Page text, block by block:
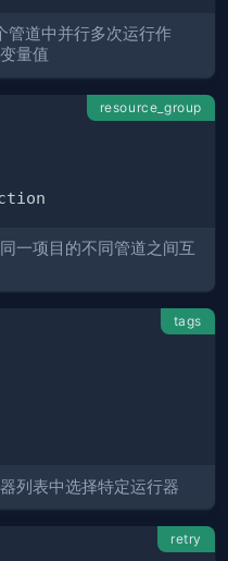
管道中并行多次运行作
量值
resource_group
一项目的不同管道之间互
tags
列表中选择特定运行器
retry